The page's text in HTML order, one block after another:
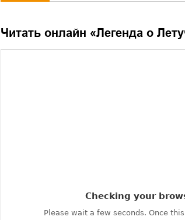
Читать онлайн «Легенда о